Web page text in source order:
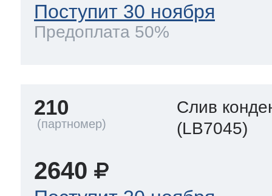
Поступит 30 ноября
Предоплата 50%
210
Слив
(LB7045)
2640